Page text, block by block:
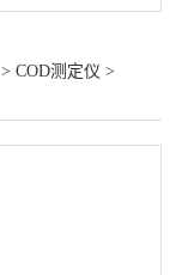
>COD测定仪 >